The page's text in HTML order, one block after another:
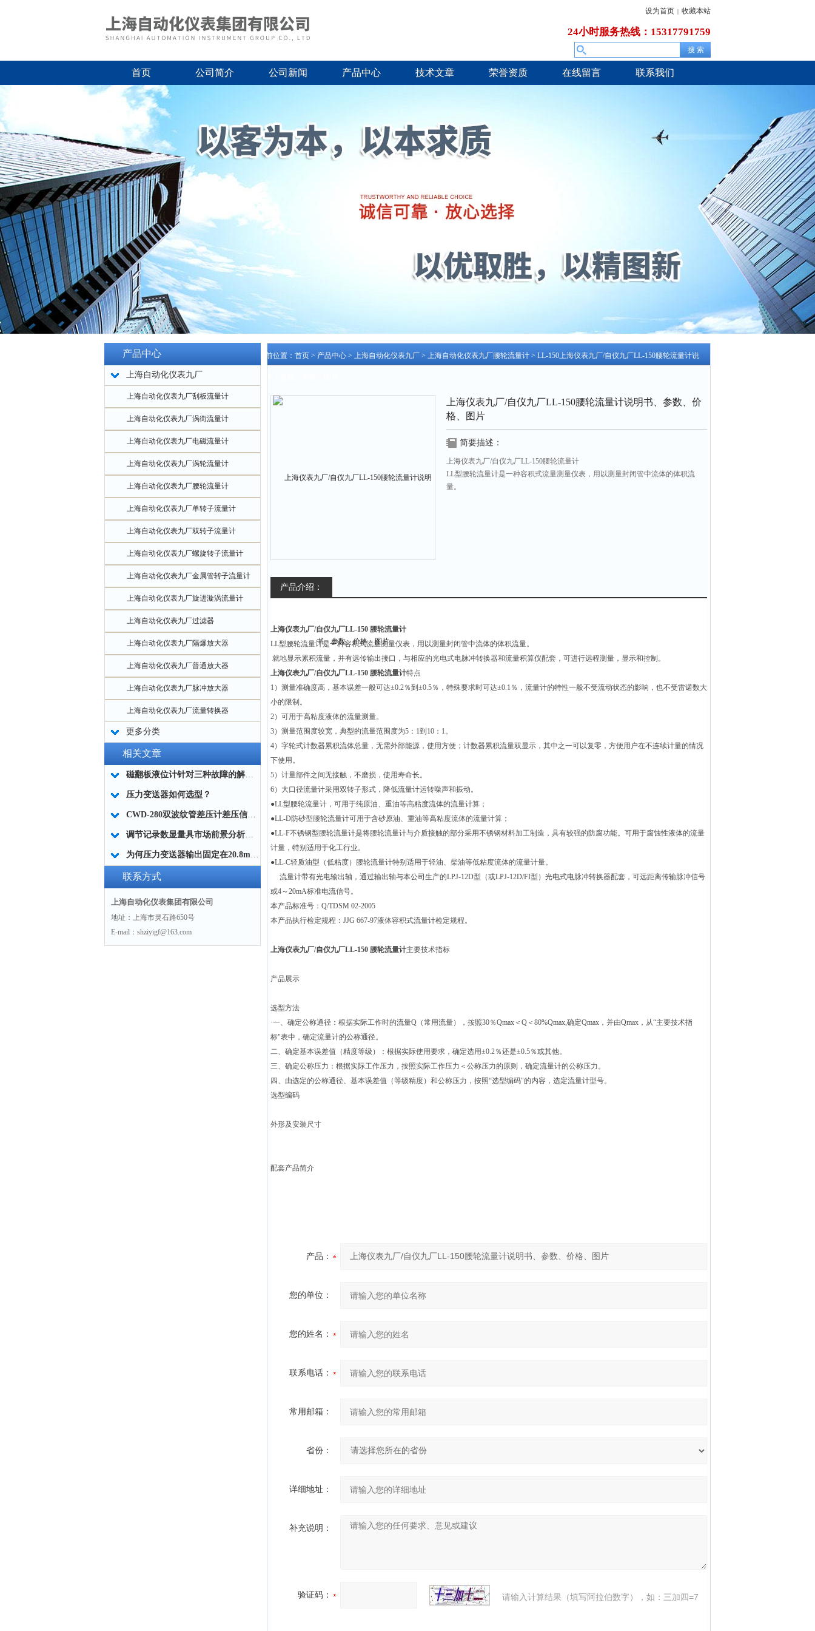
设为首页 | 收藏本站
24小时服务热线：15317791759
首页 公司简介 公司新闻 产品中心 技术文章 荣誉资质 在线留言 联系我们
产品中心
上海自动化仪表九厂
上海自动化仪表九厂刮板流量计
上海自动化仪表九厂涡街流量计
上海自动化仪表九厂电磁流量计
上海自动化仪表九厂涡轮流量计
上海自动化仪表九厂腰轮流量计
上海自动化仪表九厂单转子流量计
上海自动化仪表九厂双转子流量计
上海自动化仪表九厂螺旋转子流量计
上海自动化仪表九厂金属管转子流量计
上海自动化仪表九厂旋进漩涡流量计
上海自动化仪表九厂过滤器
上海自动化仪表九厂隔爆放大器
上海自动化仪表九厂普通放大器
上海自动化仪表九厂脉冲放大器
上海自动化仪表九厂流量转换器
更多分类
相关文章
磁翻板液位计针对三种故障的解决方案
压力变送器如何选型？
CWD-280双波纹管差压计差压信号传送失真及引入误差的因素
调节记录数显量具市场前景分析和定义
为何压力变送器输出固定在20.8mA，如何解决？
联系方式
上海自动化仪表集团有限公司
地址：上海市灵石路650号
E-mail：shziyigf@163.com
当前位置： 首页 > 产品中心 > 上海自动化仪表九厂 > 上海自动化仪表九厂腰轮流量计 > LL-150上海仪表九厂/自仪九厂LL-150腰轮流量计说
上海仪表九厂/自仪九厂LL-150腰轮流量计说明书、参数、价
格、图片
简要描述：
上海仪表九厂/自仪九厂LL-150腰轮流量计
LL型腰轮流量计是一种容积式流量测量仪表，用以测量封闭管中流体的体积流
量。
产品介绍：
上海仪表九厂/自仪九厂LL-150 腰轮流量计
LL型腰轮流量计是一种容积式流量测量仪表，用以测量封闭管中流体的体积流量。
就地显示累积流量，并有远传输出接口，与相应的光电式电脉冲转换器和流量积算仪配套，可进行远程测量，显示和控制。
上海仪表九厂/自仪九厂LL-150 腰轮流量计特点
1 ）测量准确度高，基本误差一般可达±0.2％到±0.5％，特殊要求时可达±0.1％，流量计的特性一般不受流动状态的影响，也不受雷诺数大
小的限制。
2）可用于高粘度液体的流量测量。
3）测量范围度较宽，典型的流量范围度为5：1到10：1。
4）字轮式计数器累积流体总量，无需外部能源，使用方便；计数器累积流量双显示，其中之一可以复零，方便用户在不连续计量的情况
下使用。
5）计量部件之间无接触，不磨损，使用寿命长。
6）大口径流量计采用双转子形式，降低流量计运转噪声和振动。
●LL型腰轮流量计，可用于纯原油、重油等高粘度流体的流量计算；
●LL-D防砂型腰轮流量计可用于含砂原油、重油等高粘度流体的流量计算；
●LL-F不锈钢型腰轮流量计是将腰轮流量计与介质接触的部分采用不锈钢材料加工制造，具有较强的防腐功能。可用于腐蚀性液体的流量
计量，特别适用于化工行业。
●LL-C轻质油型（低粘度）腰轮流量计特别适用于轻油、柴油等低粘度流体的流量计量。
流量计带有光电输出轴，通过输出轴与本公司生产的LPJ-12D型（或LPJ-12D/FI型）光电式电脉冲转换器配套，可远距离传输脉冲信号
或4～20mA标准电流信号。
本产品标准号：Q/TDSM 02-2005
本产品执行检定规程：JJG 667-97液体容积式流量计检定规程。
上海仪表九厂/自仪九厂LL-150 腰轮流量计主要技术指标
产品展示
选型方法
·一、确定公称通径：根据实际工作时的流量Q（常用流量），按照30％Qmax＜Q＜80%Qmax,确定Qmax，并由Qmax，从“主要技术指
标"表中，确定流量计的公称通径。
二、确定基本误差值（精度等级）：根据实际使用要求，确定选用±0.2％还是±0.5％或其他。
三、确定公称压力：根据实际工作压力，按照实际工作压力＜公称压力的原则，确定流量计的公称压力。
四、由选定的公称通径、基本误差值（等级精度）和公称压力，按照“选型编码"的内容，选定流量计型号。
选型编码
外形及安装尺寸
配套产品简介
产品：
您的单位：
您的姓名：
联系电话：
常用邮箱：
省份：
详细地址：
补充说明：
验证码： 请输入计算结果（填写阿拉伯数字），如：三加四=7